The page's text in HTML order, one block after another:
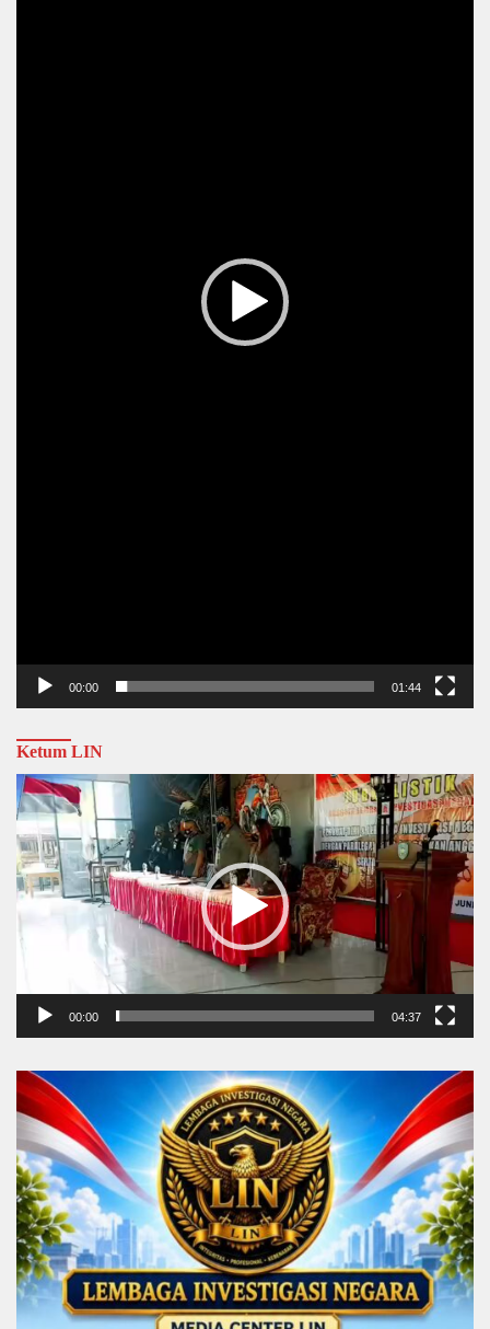
00:00 01:44
Ketum LIN
Video
Player
00:00 04:37